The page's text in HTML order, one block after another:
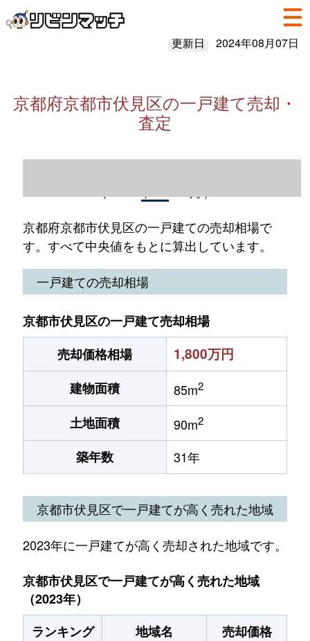
更新日 2024年08月07日
京都府京都市伏見区の一戸建て売却・
査定
京都府京都市伏見区の一戸建ての売却相場で
す。すべて中央値をもとに算出しています。
一戸建ての売却相場
京都市伏見区の一戸建て売却相場
売却価格相場
1,800万円
建物面積 85m2
土地面積 90m2
築年数 31年
京都市伏見区で一戸建てが高く売れた地域
2023年に一戸建てが高く売却された地域です。
京都市伏見区で一戸建てが高く売れた地域
（2023年）
ランキング
地域名
売却価格